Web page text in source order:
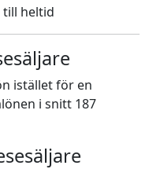
till heltid
istället för en
i snitt 187